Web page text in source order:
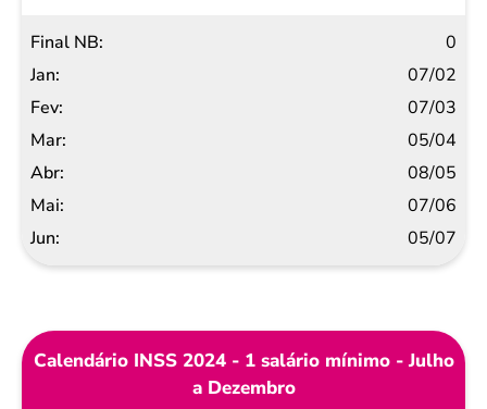
0
07/02
07/03
05/04
08/05
07/06
05/07
Calendário INSS 2024 - 1 salário mínimo - Julho
a Dezembro